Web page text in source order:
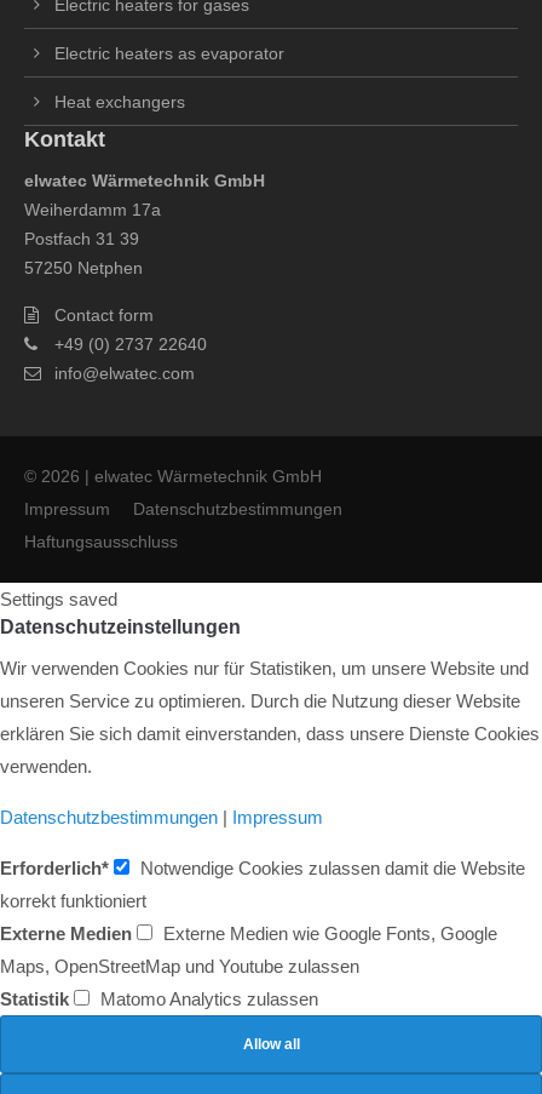
Electric heaters for gases
Electric heaters as evaporator
Heat exchangers
Kontakt
elwatec Wärmetechnik GmbH
Weiherdamm 17a
Postfach 31 39
57250 Netphen
Contact form
+49 (0) 2737 22640
info@elwatec.com
© 2026 | elwatec Wärmetechnik GmbH
Impressum
Datenschutzbestimmungen
Haftungsausschluss
Settings saved
Datenschutzeinstellungen
Wir verwenden Cookies nur für Statistiken, um unsere Website und
unseren Service zu optimieren. Durch die Nutzung dieser Website
erklären Sie sich damit einverstanden, dass unsere Dienste Cookies
verwenden.
Datenschutzbestimmungen | Impressum
Erforderlich*
Notwendige Cookies zulassen damit die Website
korrekt funktioniert
Externe Medien
Externe Medien wie Google Fonts, Google
Maps, OpenStreetMap und Youtube zulassen
Statistik
Matomo Analytics zulassen